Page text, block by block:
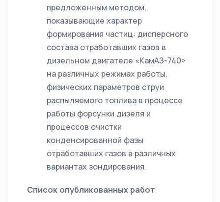
предложенным методом,
показывающие характер
формирования частиц: дисперсного
состава отработавших газов в
дизельном двигателе «КамАЗ-740»
на различных режимах работы,
физических параметров струи
распыляемого топлива в процессе
работы форсунки дизеля и
процессов очистки
конденсированной фазы
отработавших газов в различных
вариантах зондирования.
Список опубликованных работ